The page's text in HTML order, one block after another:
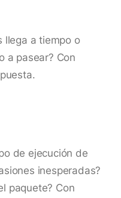
llega a tiempo o
a pasear? Con
de ejecución de
inesperadas?
paquete? Con